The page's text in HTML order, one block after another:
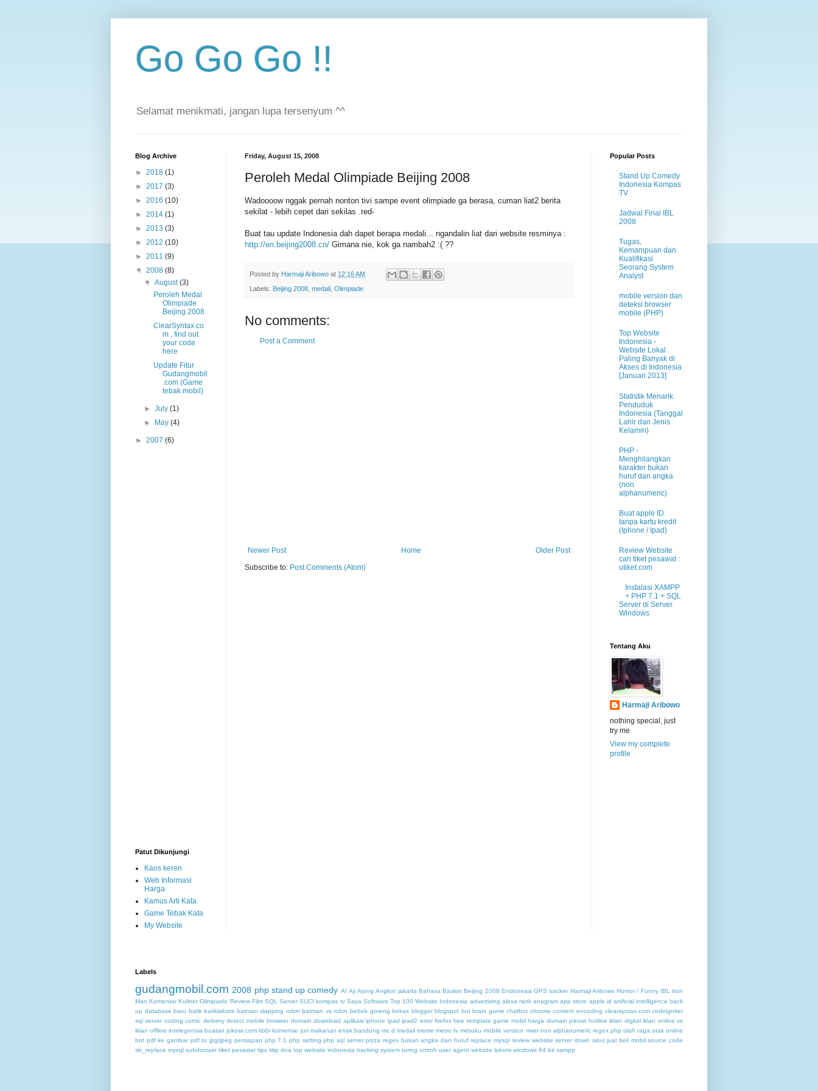
Go Go Go !!
Selamat menikmati, jangan lupa tersenyum ^^
Friday, August 15, 2008
Peroleh Medal Olimpiade Beijing 2008
Wadoooow nggak pernah nonton tivi sampe event olimpiade ga berasa, cuman liat2 berita
sekilat - lebih cepet dari sekilas .red-
Buat tau update Indonesia dah dapet berapa medali... ngandalin liat dari website resminya :
http://en.beijing2008.cn/ Gimana nie, kok ga nambah2 :( ??
Posted by Harmaji Aribowo at 12:16 AM
Labels: Beijing 2008, medali, Olimpiade
No comments:
Post a Comment
Newer Post Older Post
Home
Subscribe to: Post Comments (Atom)
Blog Archive
► 2018 (1)
► 2017 (3)
► 2016 (10)
► 2014 (1)
► 2013 (3)
► 2012 (10)
► 2011 (9)
▼ 2008 (8)
▼August(3)
Peroleh Medal
Olimpiade
Beijing 2008
ClearSyntax.co
m , find out
your code
here
Update Fitur
Gudangmobil
.com (Game
tebak mobil)
►July(1)
►
May(4)
► 2007 (6)
Patut Dikunjungi
Kaos keren
Web Informasi
Harga
Kamus Arti Kata
Game Tebak Kata
My Website
Popular Posts
Stand Up Comedy
Indonesia Kompas
TV
Jadwal Final IBL
2008
Tugas,
Kemampuan dan
Kualifikasi
Seorang System
Analyst
mobile version dan
deteksi browser
mobile (PHP)
Top Website
Indonesia -
Website Lokal
Paling Banyak di
Akses di Indonesia
[Januari 2013]
Statistik Menarik
Penduduk
Indonesia (Tanggal
Lahir dan Jenis
Kelamin)
PHP -
Menghilangkan
karakter bukan
huruf dan angka
(non
alphanumeric)
Buat apple ID
tanpa kartu kredit
(Iphone / Ipad)
Review Website
cari tiket pesawat :
utiket.com
Instalasi XAMPP
+ PHP 7.1 + SQL
Server di Server
Windows
Tentang Aku
Harmaji Aribowo
nothing special, just
try me
View my complete
profile
Labels
gudangmobil.com 2008 php stand up comedy AI Aji Ajong Angkot jakarta Bahasa Basket Beijing 2008 Endonesia GPS tracker Harmaji Aribowo Humor / Funny IBL Iron
Man Komentar Kuliner Olimpiade Review Film SQL Server SUCI kompas tv Saya Software Top 100 Website Indonesia advertising alexa rank anagram app store apple id artificial intelligence back
up database baru batik batiklaksmi batman slapping robin batman vs robin bebek goreng bekas blogger blogspot bot brain game chatbot chrome content encoding clearsyntax.com codeigniter
sql server coding comic delivery detect mobile browser domain download aplikasi iphone ipad ipad2 error firefox free template game mobil harga domain jokowi hotline iklan digital iklan online vs
iklan offline intelegensia buatan jokowi.com kbbi komentar juri makanan enak bandung mc d medali meme metro tv mitsuku mobile version mwn non alphanumeric regex php olah raga otak online
bot pdf ke gambar pdf to jpg/jpeg persiapan php 7.1 php setting php sql server pizza regex bukan angka dan huruf replace mysql review website server down situs jual beli mobil source code
str_replace mysql subdomain tiket pesawat tips titip doa top website indonesia tracking system turing umroh user agent website laksmi windows 64 bit xampp